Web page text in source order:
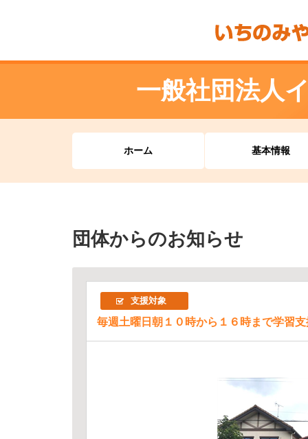
一般社団法人
ホーム 基本情報
団体からのお知らせ
支援対象
毎週土曜日朝１０時から１６時まで学習